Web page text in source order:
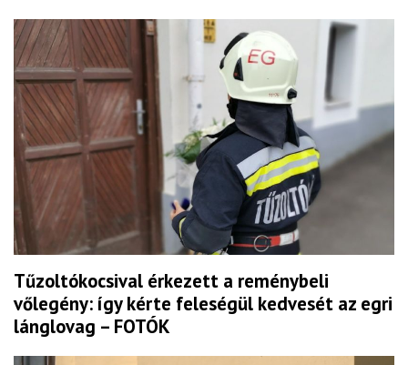
Tűzoltókocsival érkezett a reménybeli
vőlegény: így kérte feleségül kedvesét az egri
lánglovag – FOTÓK